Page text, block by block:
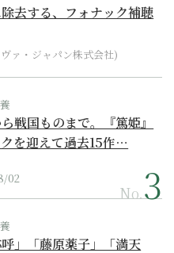
去する、フォナック補聴
ァ・ジャパン株式会社)
戦国ものまで。『篤姫』
を迎えて過去15作…
02
No.
呼」「藤原薬子」「満天